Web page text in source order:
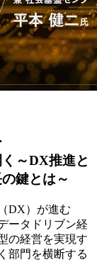
～DX推進と
鍵とは～
DX）が進む
ータドリブン経
の経営を実現す
部門を横断する